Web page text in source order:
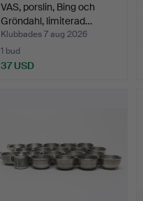
VAS, porslin, Bing och
Gröndahl, limiterad…
Klubbades 7 aug 2026
1 bud
37 USD